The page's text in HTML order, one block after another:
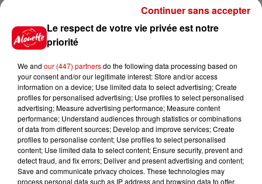
ex-conjoint et dit regretter...
9h45
Cambriolages : plus de 18 000
logements visités en juillet 2026,
en...
Le respect de votre vie privée est notre
priorité
We and our (447) partnersdo the following data processing based on
your consent and/or our legitimate interest: Store and/or access
information on a device; Use limited data to select advertising; Create
profiles for personalised advertising; Use profiles to select personalised
advertising; Measure advertising performance; Measure content
performance; Understand audiences through statistics or combinations
of data from different sources; Develop and improve services; Create
profiles to personalise content; Use profiles to select personalised
content; Use limited data to select content; Ensure security, prevent and
detect fraud, and fix errors; Deliver and present advertising and content;
Save and communicate privacy choices. These technologies may
process personal data such as IP address and browsing data to offer
Continuer sans accepter